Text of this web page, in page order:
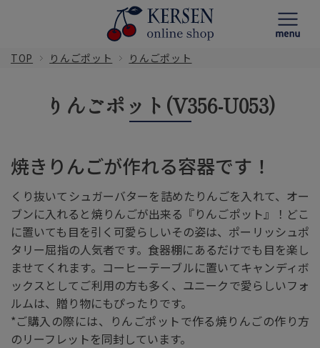
TOP りんごポット りんごポット
りんごポット(V356-U053)
焼きりんごが作れる容器です！
くり抜いてシュガーバターを詰めたりんごを入れて、オー
ブンに入れると焼りんごが出来る『りんごポット』！どこ
に置いても目を引く可愛らしいその姿は、ポーリッシュポ
タリー屈指の人気者です。食器棚にあるだけでも目を楽し
ませてくれます。コーヒーテーブルに置いてキャンディボ
ックスとしてご利用の方も多く、ユニークで愛らしいフォ
ルムは、贈り物にもぴったりです。
*ご購入の際には、りんごポットで作る焼りんごの作り方
のリーフレットを同封しています。